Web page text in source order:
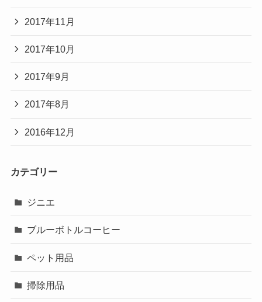
2017年11月
2017年10月
2017年9月
2017年8月
2016年12月
カテゴリー
ジニエ
ブルーボトルコーヒー
ペット用品
掃除用品